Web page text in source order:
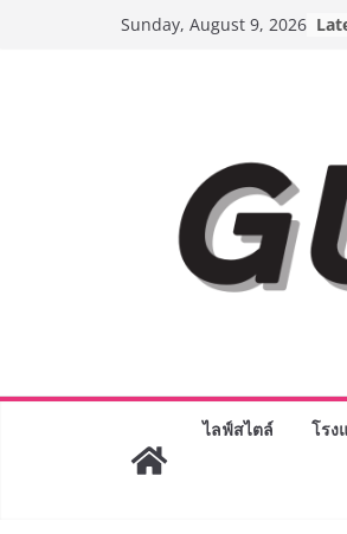
Sunday, August 9, 2026
ไลฟ์สไตล์ โรง